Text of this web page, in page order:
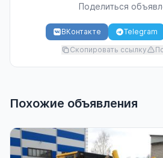
Поделиться
ВКонтакте Telegram
Скопировать ссылку
Похожие объявления